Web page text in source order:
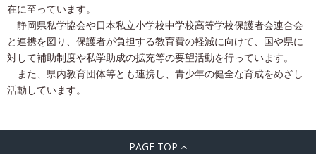
在に至っています。
静岡県私学協会や日本私立小学校中学校高等学校保護者会連合会
と連携を図り、保護者が負担する教育費の軽減に向けて、国や県に
対して補助制度や私学助成の拡充等の要望活動を行っています。
また、県内教育団体等とも連携し、青少年の健全な育成をめざし
活動しています。
PAGE TOP